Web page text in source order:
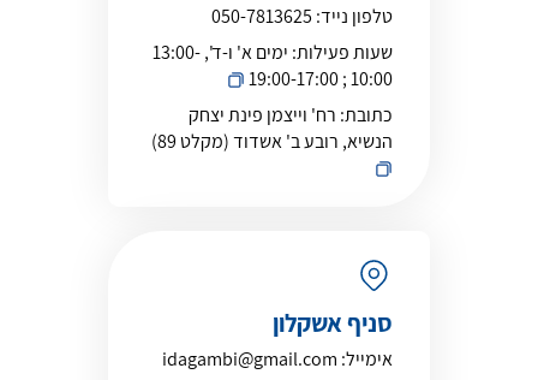
טלפון נייד: 050-7813625
שעות פעילות:
ימים א' ו-ד', 13:00-
10:00 ; 19:00-17:00
כתובת: רח' וייצמן פינת יצחק
הנשיא, רובע ב' אשדוד (מקלט 89)
סניף אשקלון
אימייל: idagambi@gmail.com